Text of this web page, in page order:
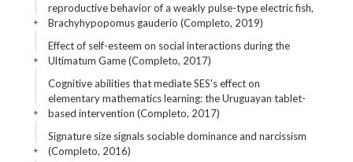
reproductive behavior of a weakly pulse-type electric fish,
Brachyhypopomus gauderio (Completo, 2019)
+
Effect of self-esteem on social interactions during the
Ultimatum Game (Completo, 2017)
+
Cognitive abilities that mediate SES's effect on
elementary mathematics learning: the Uruguayan tablet-
based intervention (Completo, 2017)
+
Signature size signals sociable dominance and narcissism
(Completo, 2016)
+